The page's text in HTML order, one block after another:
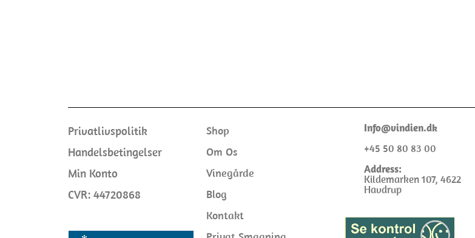
Privatlivspolitik
Handelsbetingelser
Min Konto
CVR: 44720868
Shop
Om Os
Vinegårde
Blog
Kontakt
Info@vindien.dk
+45 50 80 83 00
Address:
Kildemarken 107, 4622
Havdrup